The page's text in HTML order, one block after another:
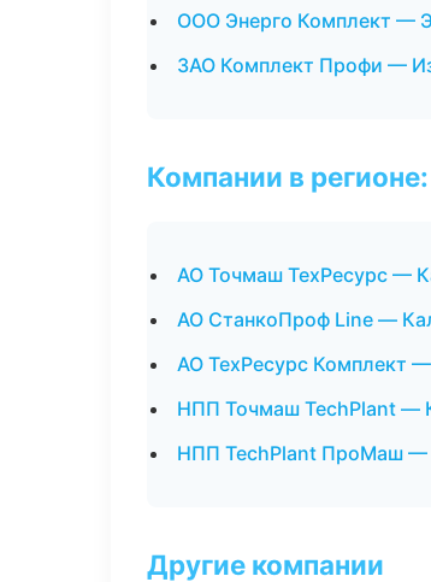
ООО Энерго Комплект —
ЗАО Комплект Профи —
Компании в
АО Точмаш ТехРесурс —
АО СтанкоПроф Line —
АО ТехРесурс Комплект
НПП Точмаш TechPlant —
НПП TechPlant ПроМаш —
Другие компании